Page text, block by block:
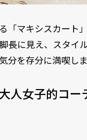
「マキシスカート
長に見え、スタイ
分を存分に満喫し
人女子的コ